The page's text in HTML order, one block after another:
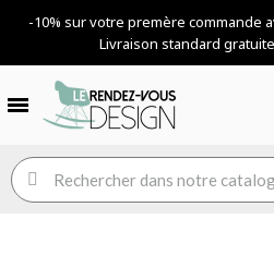
-10% sur votre premère commande
Livraison standard